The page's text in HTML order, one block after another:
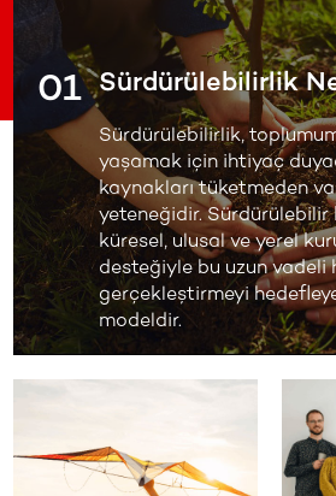
01 Sürdürülebilirlik
Sürdürülebilirlik,
yaşamak için ihtiyaç
kaynakları tüketmeden
yeteneğidir. Sürdürülebilir
küresel, ulusal ve yerel
desteğiyle bu uzun vadeli
gerçekleştirmeyi
modeldir.